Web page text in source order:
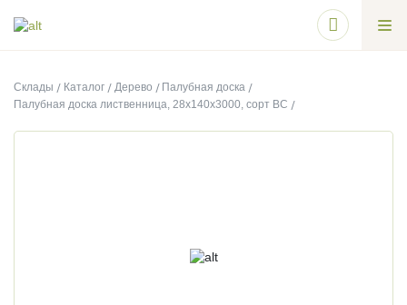
Склады Каталог Дерево
Палубная доска
Палубная доска лиственница, 28х140х3000, сорт ВС